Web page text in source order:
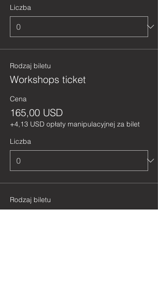
Liczba
Rodzaj biletu
Workshops ticket
Cena
165,00 USD
+4,13 USD opłaty manipulacyjnej za bilet
Liczba
Rodzaj biletu
Online experience